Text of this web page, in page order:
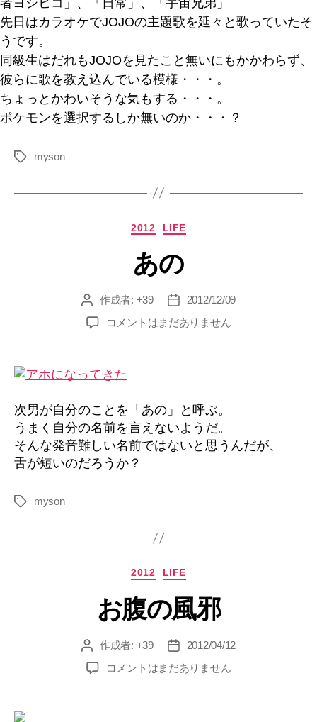
先日はカラオケでJOJOの主題歌を延々と歌っていたそ
うです。
同級生はだれもJOJOを見たこと無いにもかかわらず、
彼らに歌を教え込んでいる模様・・・。
ちょっとかわいそうな気もする・・・。
ポケモンを選択するしか無いのか・・・？
タ
myson
カ
ゴ
リ
2012 LIFE
あの
投
稿
者
作成者: +39
投
稿
日
2012/12/09
あ
の
コメントはまだありません
次男が自分のことを「あの」と呼ぶ。
うまく自分の名前を言えないようだ。
そんな発音難しい名前ではないと思うんだが、
舌が短いのだろうか？
タ
myson
カ
ゴ
リ
2012 LIFE
お腹の風邪
投
稿
者
作成者: +39
投
稿
日
2012/04/12
お
コメントはまだありません